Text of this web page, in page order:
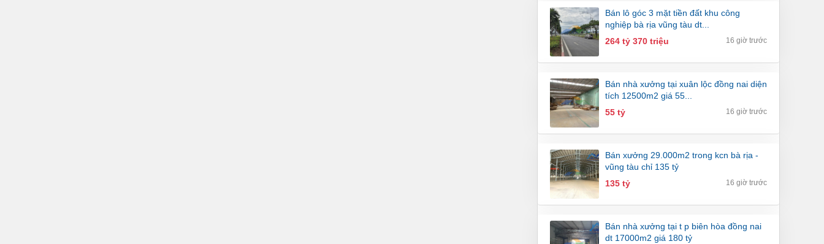
bán lô góc 3 mặt tiền đất khu công
nghiệp bà rịa vũng tàu dt...
264 tỷ 370 triệu
16 giờ trước
bán nhà xưởng tại xuân lộc đồng nai diện
tích 12500m2 giá 55...
55 tỷ
16 giờ trước
bán xưởng 29.000m2 trong kcn bà rịa -
vũng tàu chỉ 135 tỷ
135 tỷ
16 giờ trước
bán nhà xưởng tại t p biên hòa đồng nai
dt 17000m2 giá 180 tỷ